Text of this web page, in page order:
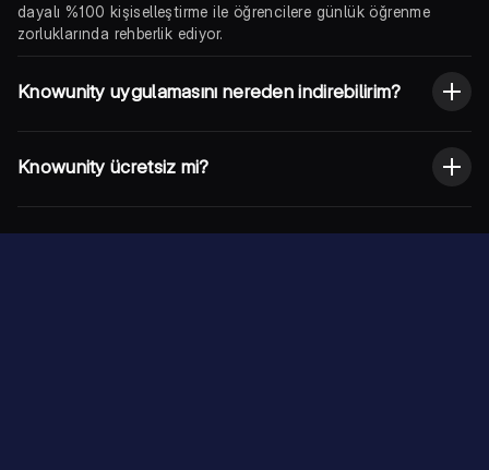
dayalı %100 kişiselleştirme ile öğrencilere günlük öğrenme
zorluklarında rehberlik ediyor.
Knowunity uygulamasını nereden indirebilirim?
Knowunity ücretsiz mi?